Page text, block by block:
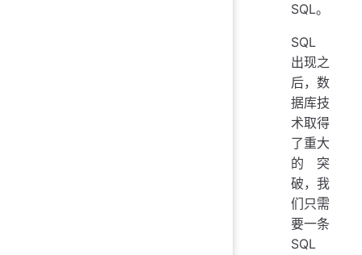
SQL。
SQL
出现之
后，数
据库技
术取得
了重大
的突
破，我
们只需
要一条
SQL